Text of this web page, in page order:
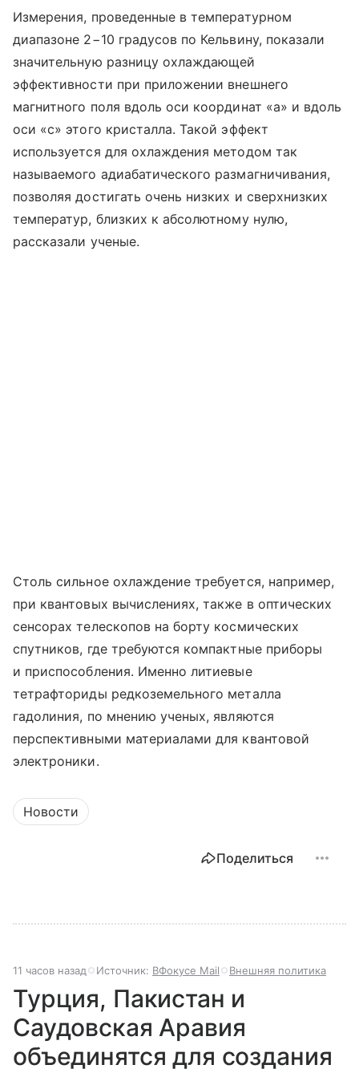
Измерения, проведенные в температурном
диапазоне 2−10 градусов по Кельвину, показали
значительную разницу охлаждающей
эффективности при приложении внешнего
магнитного поля вдоль оси координат «а» и вдоль
оси «с» этого кристалла. Такой эффект
используется для охлаждения методом так
называемого адиабатического размагничивания,
позволяя достигать очень низких и сверхнизких
температур, близких к абсолютному нулю,
рассказали ученые.
Столь сильное охлаждение требуется, например,
при квантовых вычислениях, также в оптических
сенсорах телескопов на борту космических
спутников, где требуются компактные приборы
и приспособления. Именно литиевые
тетрафториды редкоземельного металла
гадолиния, по мнению ученых, являются
перспективными материалами для квантовой
электроники.
Новости
Поделиться
11 часов назад Источник: ВФокусе Mail Внешняя политика
Турция, Пакистан и
Саудовская Аравия
объединятся для создания